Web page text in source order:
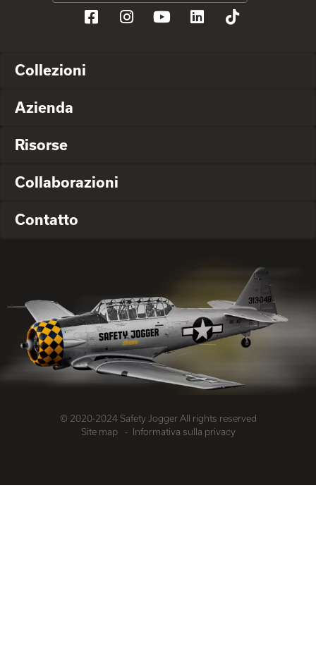
Collezioni
Azienda
Risorse
Collaborazioni
Contatto
© 2020-2024 Safety Jogger All rights reserved
Site map
Informativa sulla privacy